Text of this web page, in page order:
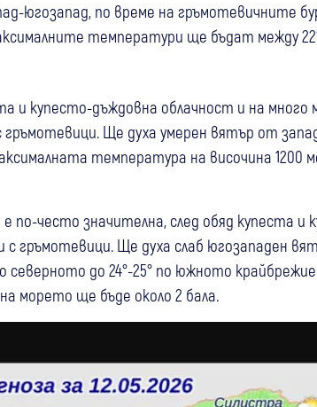
югозапад, по време на гръмотевичните
температури ще бъдат между 22°
и купесто-дъждовна облачност и на
Ще духа умерен вятър от
температура на височина 1200
често значителна, след обяд купеста и
гръмотевици. Ще духа слаб югозападен
до 24°-25° по южното
морето ще бъде около 2 бала.